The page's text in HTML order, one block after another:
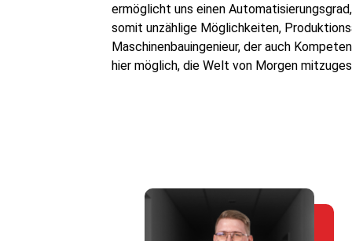
ermöglicht uns einen
somit unzählige Möglichkeiten,
Maschinenbauingenieur, der auch
hier möglich, die Welt von Morgen